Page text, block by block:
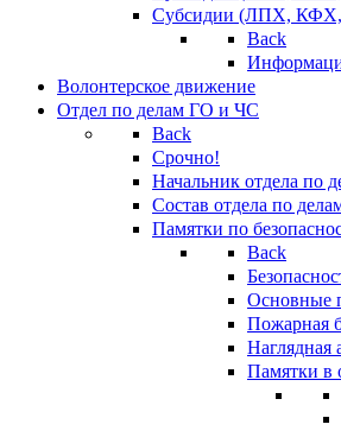
Субсидии (ЛПХ,
Back
Волонтерское движение
Отдел по делам ГО и ЧС
Back
Срочно!
Начальник отдела по
Состав отдела по
Памятки по
Back
Основные
Пожарная
Наглядная
Памятки в